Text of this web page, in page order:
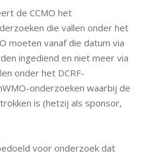
de CCMO het
die vallen onder het
moeten vanaf die datum via
ingediend en niet meer via
onder het DCRF-
onderzoeken waarbij de
is (hetzij als sponsor,
voor onderzoek dat